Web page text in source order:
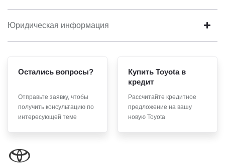
Юридическая информация
Остались вопросы?
Отправьте заявку, чтобы
получить консультацию по
интересующей теме
Купить Toyota в
кредит
Рассчитайте кредитное
предложение на вашу
новую Toyota